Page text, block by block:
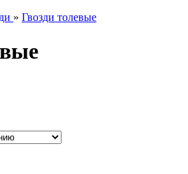
» Гвозди толевые